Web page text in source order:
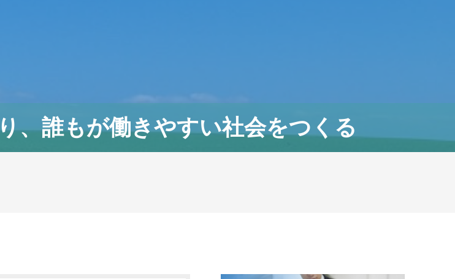
、誰もが働きやすい社会をつくる